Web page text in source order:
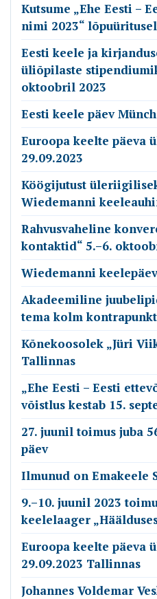
Kutsume „Ehe Eesti –
nimi 2023“
Eesti keele ja
üliõpilaste
oktoobril 2023
Eesti keele päev
Euroopa keelte päeva
29.09.2023
Köögijutust
Wiedemanni
Rahvusvaheline
kontaktid“ 5.–6.
Wiedemanni
Akadeemiline
tema kolm
Kõnekoosolek „Jüri
Tallinnas
„Ehe Eesti – Eesti
võistlus kestab 15.
27. juunil toimus juba
päev
Ilmunud on Emakeele
9.–10. juunil 2023
keelelaager
Euroopa keelte päeva
29.09.2023 Tallinnas
Johannes Voldemar